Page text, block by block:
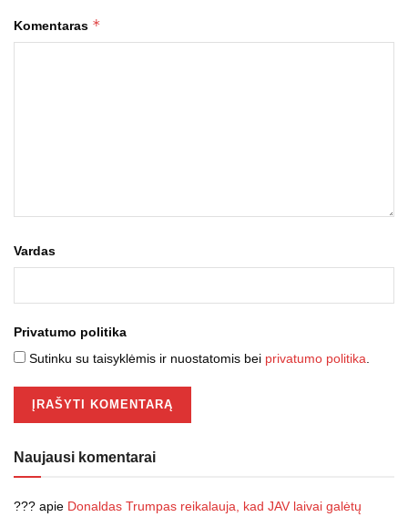
Komentaras *
Vardas
Privatumo politika
Sutinku su taisyklėmis ir nuostatomis bei privatumo politika
Naujausi komentarai
??? apie Donaldas Trumpas reikalauja, kad JAV laivai galėtų